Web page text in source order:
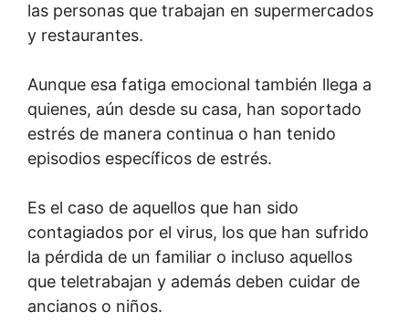
las personas que trabajan en supermercados
y restaurantes.
Aunque esa fatiga emocional también llega a
quienes, aún desde su casa, han soportado
estrés de manera continua o han tenido
episodios específicos de estrés.
Es el caso de aquellos que han sido
contagiados por el virus, los que han sufrido
la pérdida de un familiar o incluso aquellos
que teletrabajan y además deben cuidar de
ancianos o niños.